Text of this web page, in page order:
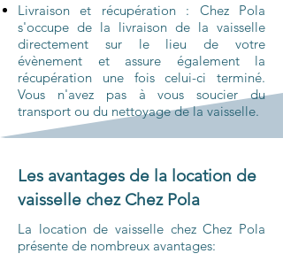
Livraison et récupération
: Chez Pola
s'occupe de la livraison de la vaisselle
directement sur le lieu de votre
évènement et assure également la
récupération une fois celui-ci terminé.
Vous n'avez pas à vous soucier du
transport ou du nettoyage de la vaisselle.
Les avantages de la location de
vaisselle chez Chez Pola
La location de vaisselle chez Chez Pola
présente de nombreux avantages: